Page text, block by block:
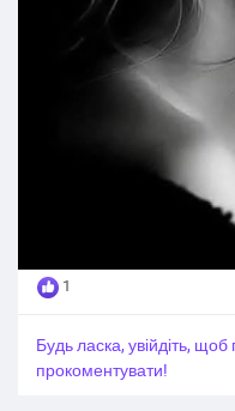
1
Будь ласка, увійдіть,
прокоментувати!